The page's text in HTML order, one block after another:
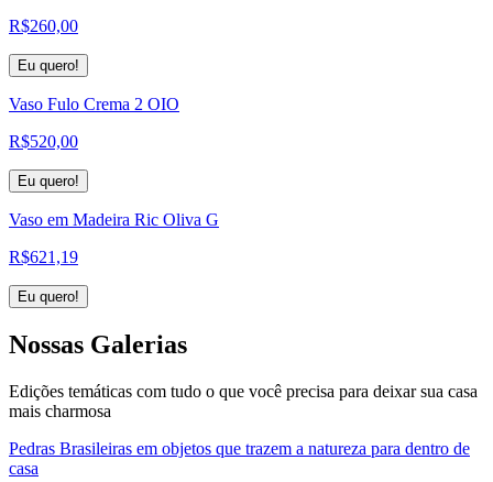
R$260,00
Eu quero!
Vaso Fulo Crema 2 OIO
R$520,00
Eu quero!
Vaso em Madeira Ric Oliva G
R$621,19
Eu quero!
Nossas Galerias
Edições temáticas com tudo o que você precisa para deixar sua casa
mais charmosa
Pedras Brasileiras em objetos que trazem a natureza para dentro de
casa